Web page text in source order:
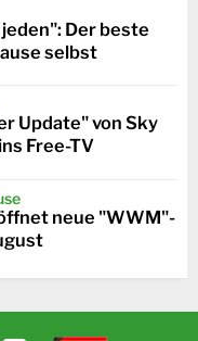
Der beste
selbst
Update" von Sky
Free-TV
neue "WWM"-